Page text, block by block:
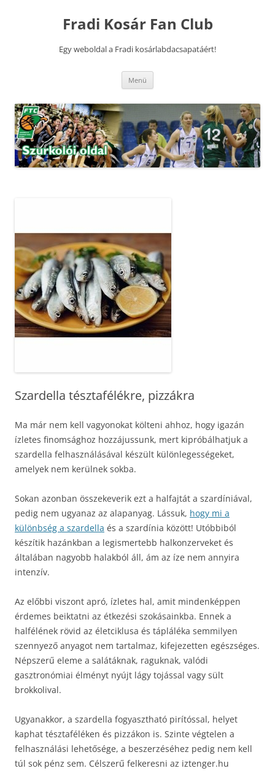
Fradi Kosár Fan Club
Egy weboldal a Fradi kosárlabdacsapatáért!
Menü
Szardella tésztafélékre, pizzákra
Ma már nem kell vagyonokat költeni ahhoz, hogy igazán
ízletes finomsághoz hozzájussunk, mert kipróbálhatjuk a
szardella felhasználásával készült különlegességeket,
amelyek nem kerülnek sokba.
Sokan azonban összekeverik ezt a halfajtát a szardíniával,
pedig nem ugyanaz az alapanyag. Lássuk, hogy mi a
különbség a szardella és a szardínia között! Utóbbiból
készítik hazánkban a legismertebb halkonzerveket és
általában nagyobb halakból áll, ám az íze nem annyira
intenzív.
Az előbbi viszont apró, ízletes hal, amit mindenképpen
érdemes beiktatni az étkezési szokásainkba. Ennek a
halfélének rövid az életciklusa és tápláléka semmilyen
szennyező anyagot nem tartalmaz, kifejezetten egészséges.
Népszerű eleme a salátáknak, raguknak, valódi
gasztronómiai élményt nyújt lágy tojással vagy sült
brokkolival.
Ugyanakkor, a szardella fogyasztható pirítóssal, helyet
kaphat tésztaféléken és pizzákon is. Szinte végtelen a
felhasználási lehetősége, a beszerzéséhez pedig nem kell
túl sok pénz sem. Célszerű felkeresni az iztenger.hu